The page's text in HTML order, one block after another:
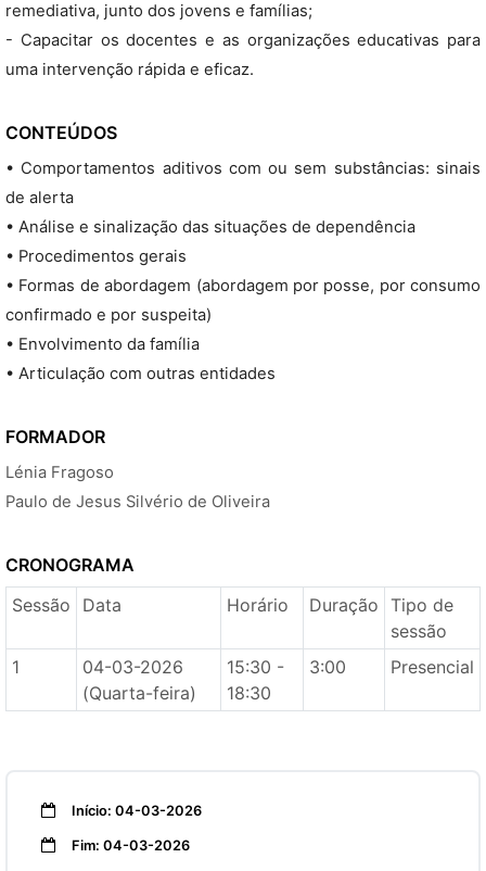
remediativa, junto dos jovens e famílias;
- Capacitar os docentes e as organizações educativas para
uma intervenção rápida e eficaz.
CONTEÚDOS
• Comportamentos aditivos com ou sem substâncias: sinais
de alerta
• Análise e sinalização das situações de dependência
• Procedimentos gerais
• Formas de abordagem (abordagem por posse, por consumo
confirmado e por suspeita)
• Envolvimento da família
• Articulação com outras entidades
FORMADOR
Lénia Fragoso
Paulo de Jesus Silvério de Oliveira
CRONOGRAMA
Sessão
Data Horário Duração Tipo de
sessão
1
04-03-2026
(Quarta-feira)
15:30 -
18:30
3:00 Presencial
Início: 04-03-2026
Fim: 04-03-2026